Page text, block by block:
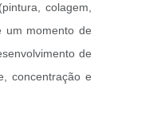
colagem,
um momento de
de
concentração e